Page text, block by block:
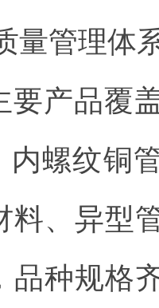
量管理体
要产品覆
内螺纹铜
料、异型
品种规格